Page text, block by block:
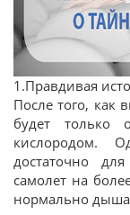
1.Правдивая
После того, как
будет только
кислородом.
достаточно
самолет на
нормально